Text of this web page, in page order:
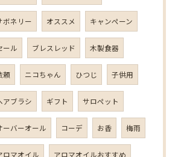
ボネリー オススメ キャンペーン
ール ブレスレッド 木製食器
頼 ニコちゃん ひつじ 子供用
アブラシ ギフト サロペット
ーバーオール コーデ お香 梅雨
ロマオイル アロマオイルおすすめ